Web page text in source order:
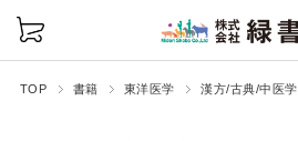
TOP 書籍 東洋医学 漢方/古典/中医学